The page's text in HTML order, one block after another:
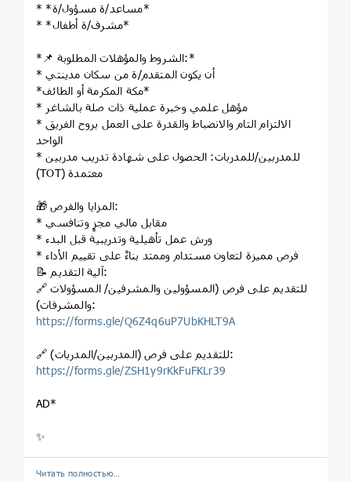
* *مساعد/ة مسؤول/ة*
* *مشرف/ة أطفال*
*📌 الشروط والمؤهلات المطلوبة:*
* أن يكون المتقدم/ة من سكان مدينتي
*مكة المكرمة أو الطائف*
* مؤهل علمي وخبرة عملية ذات صلة بالشاغر
* الالتزام التام والانضباط والقدرة على العمل بروح الفريق
الواحد
* للمدربين/للمدربات: الحصول على شهادة تدريب مدربين
(TOT) معتمدة
🎁 المزايا والفرص:
* مقابل مالي مجزٍ وتنافسي
* ورش عمل تأهيلية وتدريبية قبل البدء
* فرص مميزة لتعاون مستدام وممتد بناءً على تقييم الأداء
📝 آلية التقديم:
🔗 للتقديم على فرص (المسؤولين والمشرفين/ المسؤولات
والمشرفات):
https://forms.gle/Q6Z4q6uP7UbKHLT9A
🔗 للتقديم على فرص (المدربين/المدربات):
https://forms.gle/ZSH1y9rKkFuFKLr39
AD*
✨
Читать полностью…